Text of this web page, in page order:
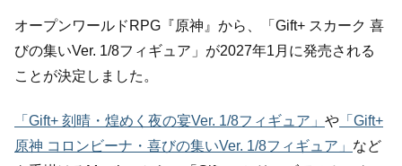
オープンワールドRPG『原神』から、「Gift+ スカーク 喜
びの集いVer. 1/8フィギュア」が2027年1月に発売される
ことが決定しました。
「Gift+ 刻晴・煌めく夜の宴Ver. 1/8フィギュア」 や 「Gift+
原神 コロンビーナ・喜びの集いVer. 1/8フィギュア」 など